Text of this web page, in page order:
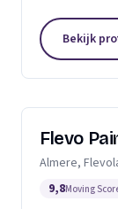
Bekijk
Flevo
Almere,
9,8Moving